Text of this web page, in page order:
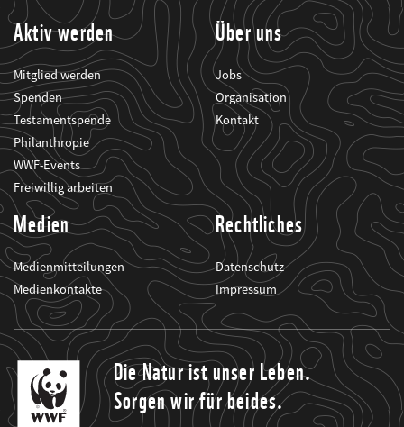
Aktiv werden
Mitglied werden
Spenden
Testamentspende
Philanthropie
WWF-Events
Freiwillig arbeiten
Über uns
Jobs
Organisation
Kontakt
Medien
Medienmitteilungen
Medienkontakte
Rechtliches
Datenschutz
Impressum
Die Natur ist unser Leben.
Sorgen wir für beides.